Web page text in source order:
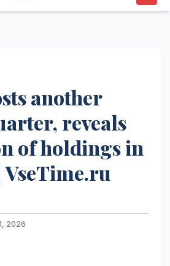
another
reveals
of holdings in
2026